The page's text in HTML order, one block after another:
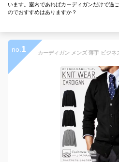
います。室内であればカーディガンだけで過
のでおすすめはありますか？
no. 1